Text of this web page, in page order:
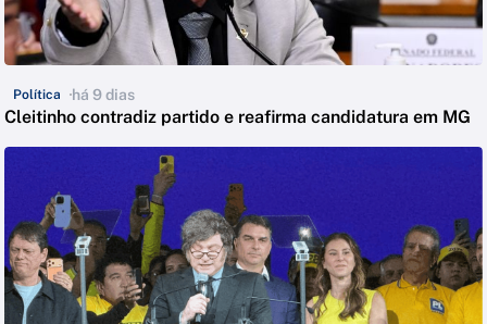
Política há 9 dias
Cleitinho contradiz partido e reafirma candidatura em MG